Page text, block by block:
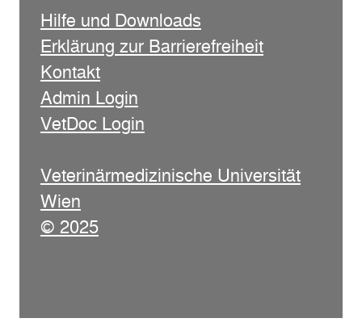
Hilfe und Downloads
Erklärung zur Barrierefreiheit
Kontakt
Admin Login
VetDoc Login
Veterinärmedizinische Universität
Wien
© 2025